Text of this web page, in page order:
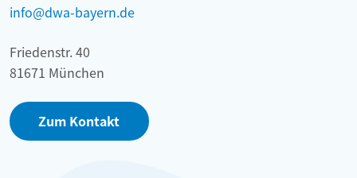
info@dwa-bayern.de
Friedenstr. 40
81671 München
Zum Kontakt